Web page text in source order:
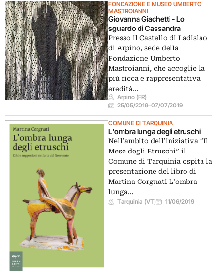
FONDAZIONE E MUSEO UMBERTO
MASTROIANNI
Giovanna Giachetti - Lo
sguardo di Cassandra
Presso il Castello di Ladislao
di Arpino, sede della
Fondazione Umberto
Mastroianni, che accoglie la
più ricca e rappresentativa
eredità…
Arpino (FR)
25/05/2019–07/07/2019
COMUNE DI TARQUINIA
L'ombra lunga degli etruschi
Nell’ambito dell’iniziativa “Il
Mese degli Etruschi” il
Comune di Tarquinia ospita la
presentazione del libro di
Martina Corgnati L’ombra
lunga…
Tarquinia (VT) 11/06/2019